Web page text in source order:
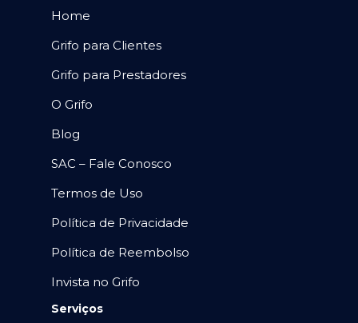
Home
Grifo para Clientes
Grifo para Prestadores
O Grifo
Blog
SAC – Fale Conosco
Termos de Uso
Política de Privacidade
Política de Reembolso
Invista no Grifo
Serviços